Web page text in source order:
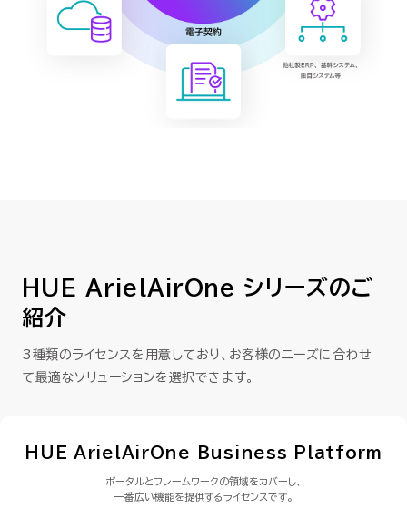
HUE ArielAirOne シリーズのご
紹介
3種類のライセンスを用意しており、お客様のニーズに合わせ
て最適なソリューションを選択できます。
HUE ArielAirOne Business Platform
ポータルとフレームワークの領域をカバーし、
一番広い機能を提供するライセンスです。